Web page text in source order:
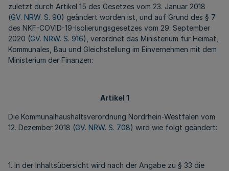
zuletzt durch Artikel 15 des Gesetzes vom 23. Januar 2018
(GV. NRW. S. 90) geändert worden ist, und auf Grund des § 7
des NKF-COVID-19-Isolierungsgesetzes vom 29. September
2020 (GV. NRW. S. 916), verordnet das Ministerium für Heimat,
Kommunales, Bau und Gleichstellung im Einvernehmen mit dem
Ministerium der Finanzen:
Artikel 1
Die Kommunalhaushaltsverordnung Nordrhein-Westfalen vom
12. Dezember 2018 (GV. NRW. S. 708) wird wie folgt geändert:
1. In der Inhaltsübersicht wird nach der Angabe zu § 33 die